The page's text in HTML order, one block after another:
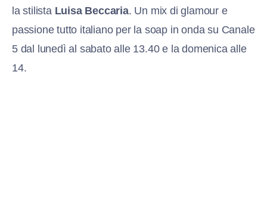
la stilista Luisa Beccaria. Un mix di glamour e
passione tutto italiano per la soap in onda su Canale
5 dal lunedì al sabato alle 13.40 e la domenica alle
14.